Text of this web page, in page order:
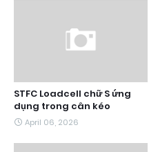
STFC Loadcell chữ S ứng
dụng trong cân kéo
April 06, 2026